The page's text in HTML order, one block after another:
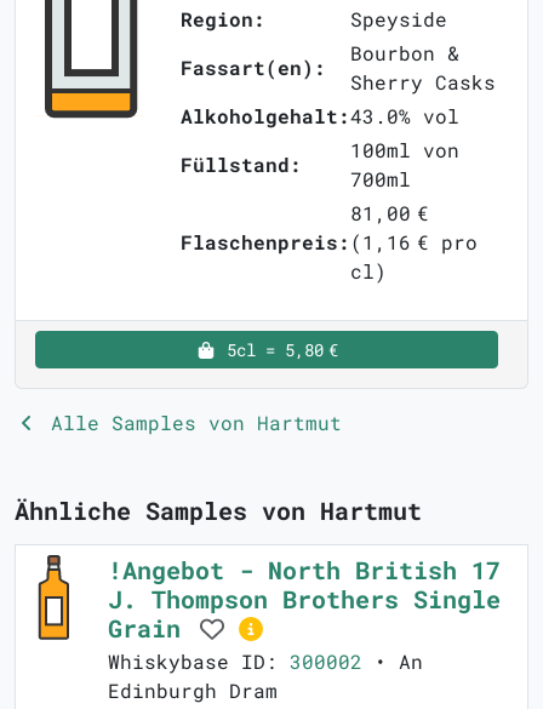
Region:
Speyside
Fassart(en):
Bourbon &
Sherry Casks
Alkoholgehalt:43.0% vol
Füllstand:
100ml von
700ml
Flaschenpreis:
81,00 €
(1,16 € pro
cl)
5cl = 5,80 €
Alle Samples von Hartmut
Ähnliche Samples von Hartmut
!Angebot - North British 17
J. Thompson Brothers Single
Grain
Whiskybase ID: 300002 • An
Edinburgh Dram